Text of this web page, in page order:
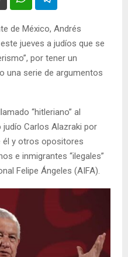
de México, Andrés
jueves a judíos que se
por tener un
una serie de argumentos
“hitleriano” al
Carlos Alazraki por
él y otros opositores
e inmigrantes “ilegales”
Felipe Ángeles (AIFA).